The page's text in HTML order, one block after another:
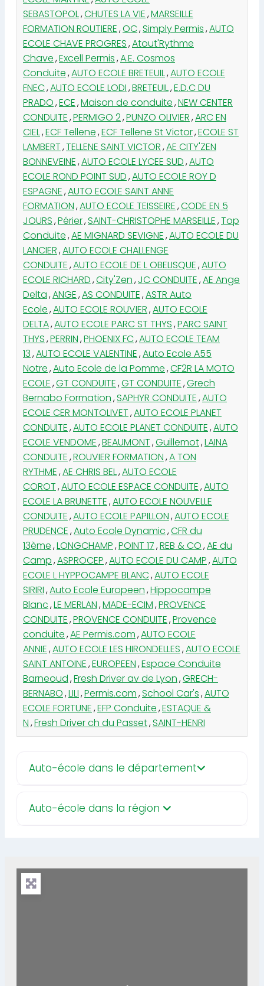
SEBASTOPOL,CHUTES LA VIE,MARSEILLE
FORMATION ROUTIERE,OC,Simply Permis,AUTO
ECOLE CHAVE PROGRES,Atout'Rythme
Chave,Excell Permis,A.E. Cosmos
Conduite,AUTO ECOLE BRETEUIL,AUTO ECOLE
FNEC,AUTO ECOLE LODI,BRETEUIL,E.D.C DU
PRADO,ECE,Maison de conduite,NEW CENTER
CONDUITE,PERMIGO 2,PUNZO OLIVIER,ARC EN
CIEL,ECF Tellene,ECF Tellene St Victor,ECOLE ST
LAMBERT,TELLENE SAINT VICTOR,AE CITY'ZEN
BONNEVEINE,AUTO ECOLE LYCEE SUD,AUTO
ECOLE ROND POINT SUD,AUTO ECOLE ROY D
ESPAGNE,AUTO ECOLE SAINT ANNE
FORMATION,AUTO ECOLE TEISSEIRE,CODE EN 5
JOURS,Périer,SAINT-CHRISTOPHE MARSEILLE,Top
Conduite,AE MIGNARD SEVIGNE,AUTO ECOLE DU
LANCIER,AUTO ECOLE CHALLENGE
CONDUITE,AUTO ECOLE DE L OBELISQUE,AUTO
ECOLE RICHARD,City'Zen,JC CONDUITE,AE Ange
Delta,ANGE,AS CONDUITE,ASTR Auto
Ecole,AUTO ECOLE ROUVIER,AUTO ECOLE
DELTA,AUTO ECOLE PARC ST THYS,PARC SAINT
THYS,PERRIN,PHOENIX FC,AUTO ECOLE TEAM
13,AUTO ECOLE VALENTINE,Auto Ecole A55
Notre,Auto Ecole de la Pomme,CF2R LA MOTO
ECOLE,GT CONDUITE,GT CONDUITE,Grech
Bernabo Formation,SAPHYR CONDUITE,AUTO
ECOLE CER MONTOLIVET,AUTO ECOLE PLANET
CONDUITE,AUTO ECOLE PLANET CONDUITE,AUTO
ECOLE VENDOME,BEAUMONT,Guillemot,LAINA
CONDUITE,ROUVIER FORMATION,A TON
RYTHME,AE CHRIS BEL,AUTO ECOLE
COROT,AUTO ECOLE ESPACE CONDUITE,AUTO
ECOLE LA BRUNETTE,AUTO ECOLE NOUVELLE
CONDUITE,AUTO ECOLE PAPILLON,AUTO ECOLE
PRUDENCE,Auto Ecole Dynamic,CFR du
13ème,LONGCHAMP,POINT 17,REB & CO,AE du
Camp,ASPROCEP,AUTO ECOLE DU CAMP,AUTO
ECOLE L HYPPOCAMPE BLANC,AUTO ECOLE
SIRIRI,Auto Ecole Europeen,Hippocampe
Blanc,LE MERLAN,MADE-ECIM,PROVENCE
CONDUITE,PROVENCE CONDUITE,Provence
conduite,AE Permis.com,AUTO ECOLE
ANNIE,AUTO ECOLE LES HIRONDELLES,AUTO ECOLE
SAINT ANTOINE,EUROPEEN,Espace Conduite
Barneoud,Fresh Driver av de Lyon,GRECH-
BERNABO,LILI,Permis.com,School Car's,AUTO
ECOLE FORTUNE,EFP Conduite,ESTAQUE &
N,Fresh Driver ch du Passet,SAINT-HENRI
Auto-école dans le département
Auto-école dans la région